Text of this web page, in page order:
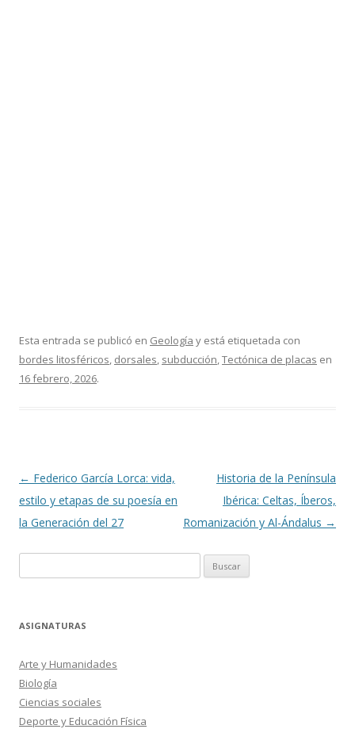
Esta entrada se publicó en Geología y está etiquetada con
bordes litosféricos, dorsales, subducción,Tectónica de placas en
16 febrero, 2026.
Navegación
de
entradas
← Federico García Lorca: vida,
estilo y etapas de su poesía en
la Generación del 27
Historia de la Península
Ibérica: Celtas, Íberos,
Romanización y Al-Ándalus →
ASIGNATURAS
Arte y Humanidades
Biología
Ciencias sociales
Deporte y Educación Física